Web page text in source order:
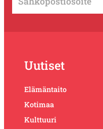
Uutiset
Elämäntaito
Kotimaa
Kulttuuri